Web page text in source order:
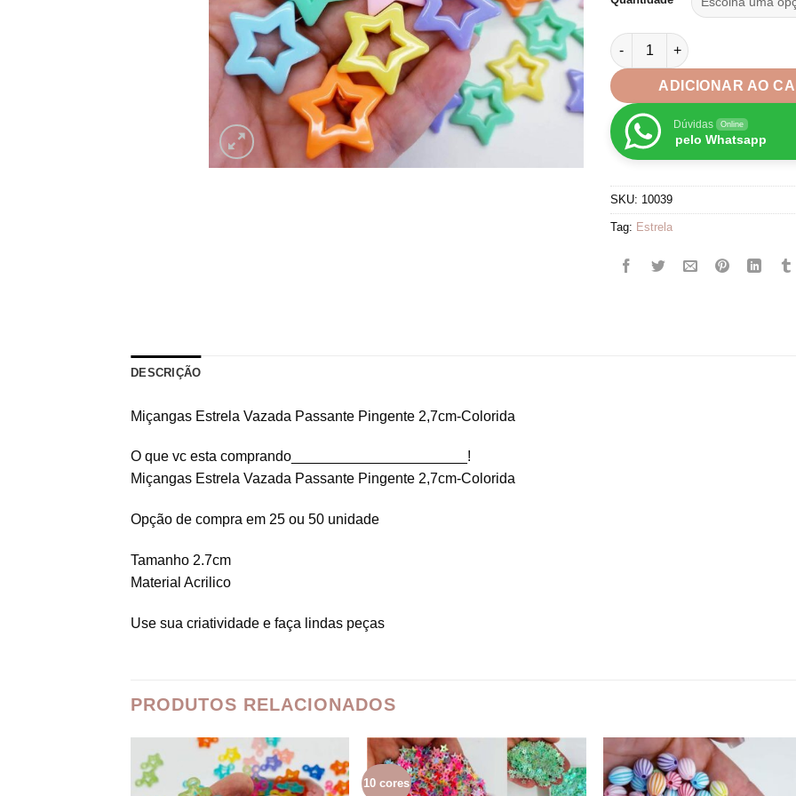
Miçangas Estrela Vazada
ADICIONAR AO
Dúvidas Online
pelo Whatsapp
SKU: 10039
Tag: Estrela
DESCRIÇÃO
Miçangas Estrela Vazada Passante Pingente 2,7cm-Colorida
O que vc esta comprando______________________!
Miçangas Estrela Vazada Passante Pingente 2,7cm-Colorida
Opção de compra em 25 ou 50 unidade
Tamanho 2.7cm
Material Acrilico
Use sua criatividade e faça lindas peças
PRODUTOS RELACIONADOS
10 cores